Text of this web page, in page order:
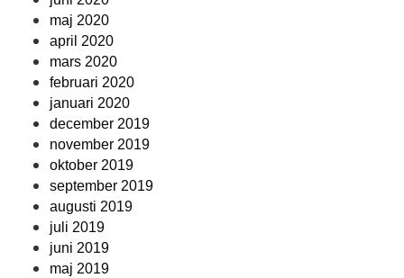
maj 2020
april 2020
mars 2020
februari 2020
januari 2020
december 2019
november 2019
oktober 2019
september 2019
augusti 2019
juli 2019
juni 2019
maj 2019